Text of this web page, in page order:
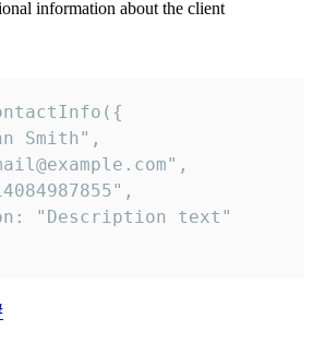
information about the client
Smith",
"Description text"